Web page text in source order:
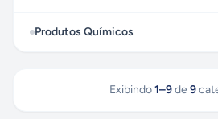
Produtos Químicos
Exibindo 1–9 de 9